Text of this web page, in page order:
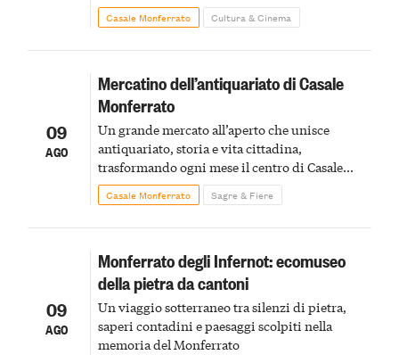
Casale Monferrato Cultura & Cinema
09
AGO
Mercatino dell’antiquariato di Casale
Monferrato
Un grande mercato all’aperto che unisce
antiquariato, storia e vita cittadina,
trasformando ogni mese il centro di Casale
Monferrato in un luogo di scoperta e racconto
Casale Monferrato Sagre & Fiere
09
AGO
Monferrato degli Infernot: ecomuseo
della pietra da cantoni
Un viaggio sotterraneo tra silenzi di pietra,
saperi contadini e paesaggi scolpiti nella
memoria del Monferrato